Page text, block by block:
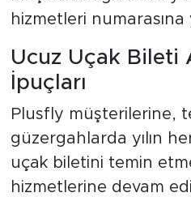
hizmetleri
Ucuz Uçak Bileti
İpuçları
Plusfly müşterilerine,
güzergahlarda yılın
uçak biletini temin
hizmetlerine devam